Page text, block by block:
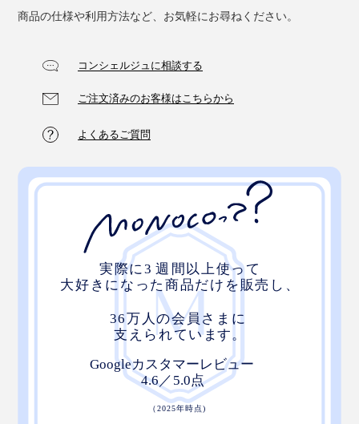
商品の仕様や利用方法など、お気軽にお尋ねください。
コンシェルジュに相談する
ご注文済みのお客様はこちらから
よくあるご質問